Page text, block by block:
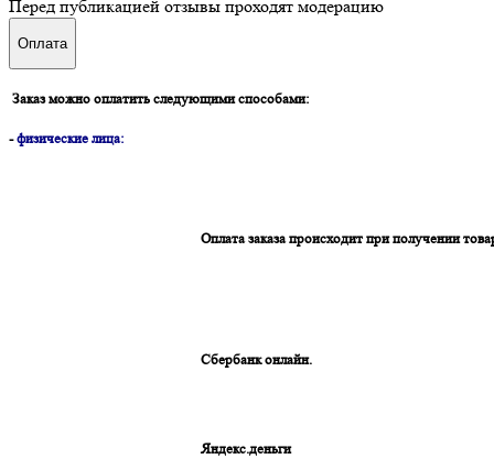
Перед публикацией отзывы проходят модерацию
Оплата
Заказ можно оплатить следующими способами:
-физические лица:
Оплата заказа происходит при получении
Сбербанк онлайн.
Яндекс.деньги